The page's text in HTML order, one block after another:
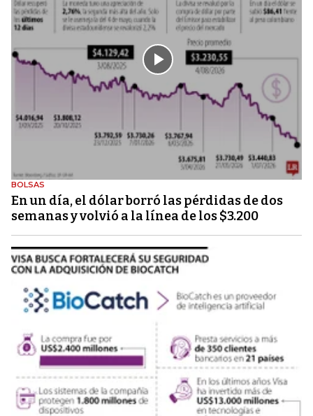
BOLSAS
En un día, el dólar borró las pérdidas de dos
semanas y volvió a la línea de los $3.200